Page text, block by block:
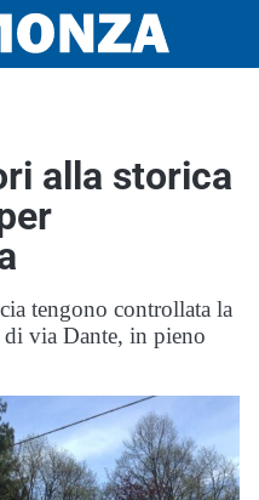
alla storica
tengono controllata la
via Dante, in pieno